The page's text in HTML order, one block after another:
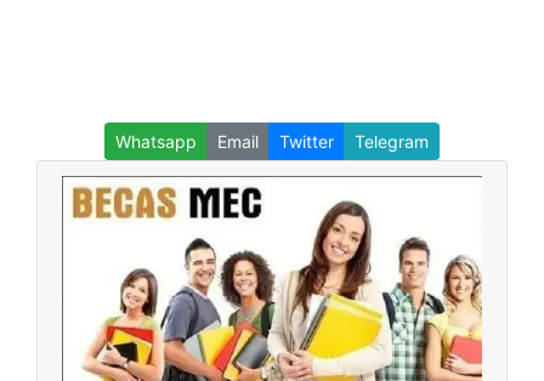
Whatsapp Email Twitter Telegram